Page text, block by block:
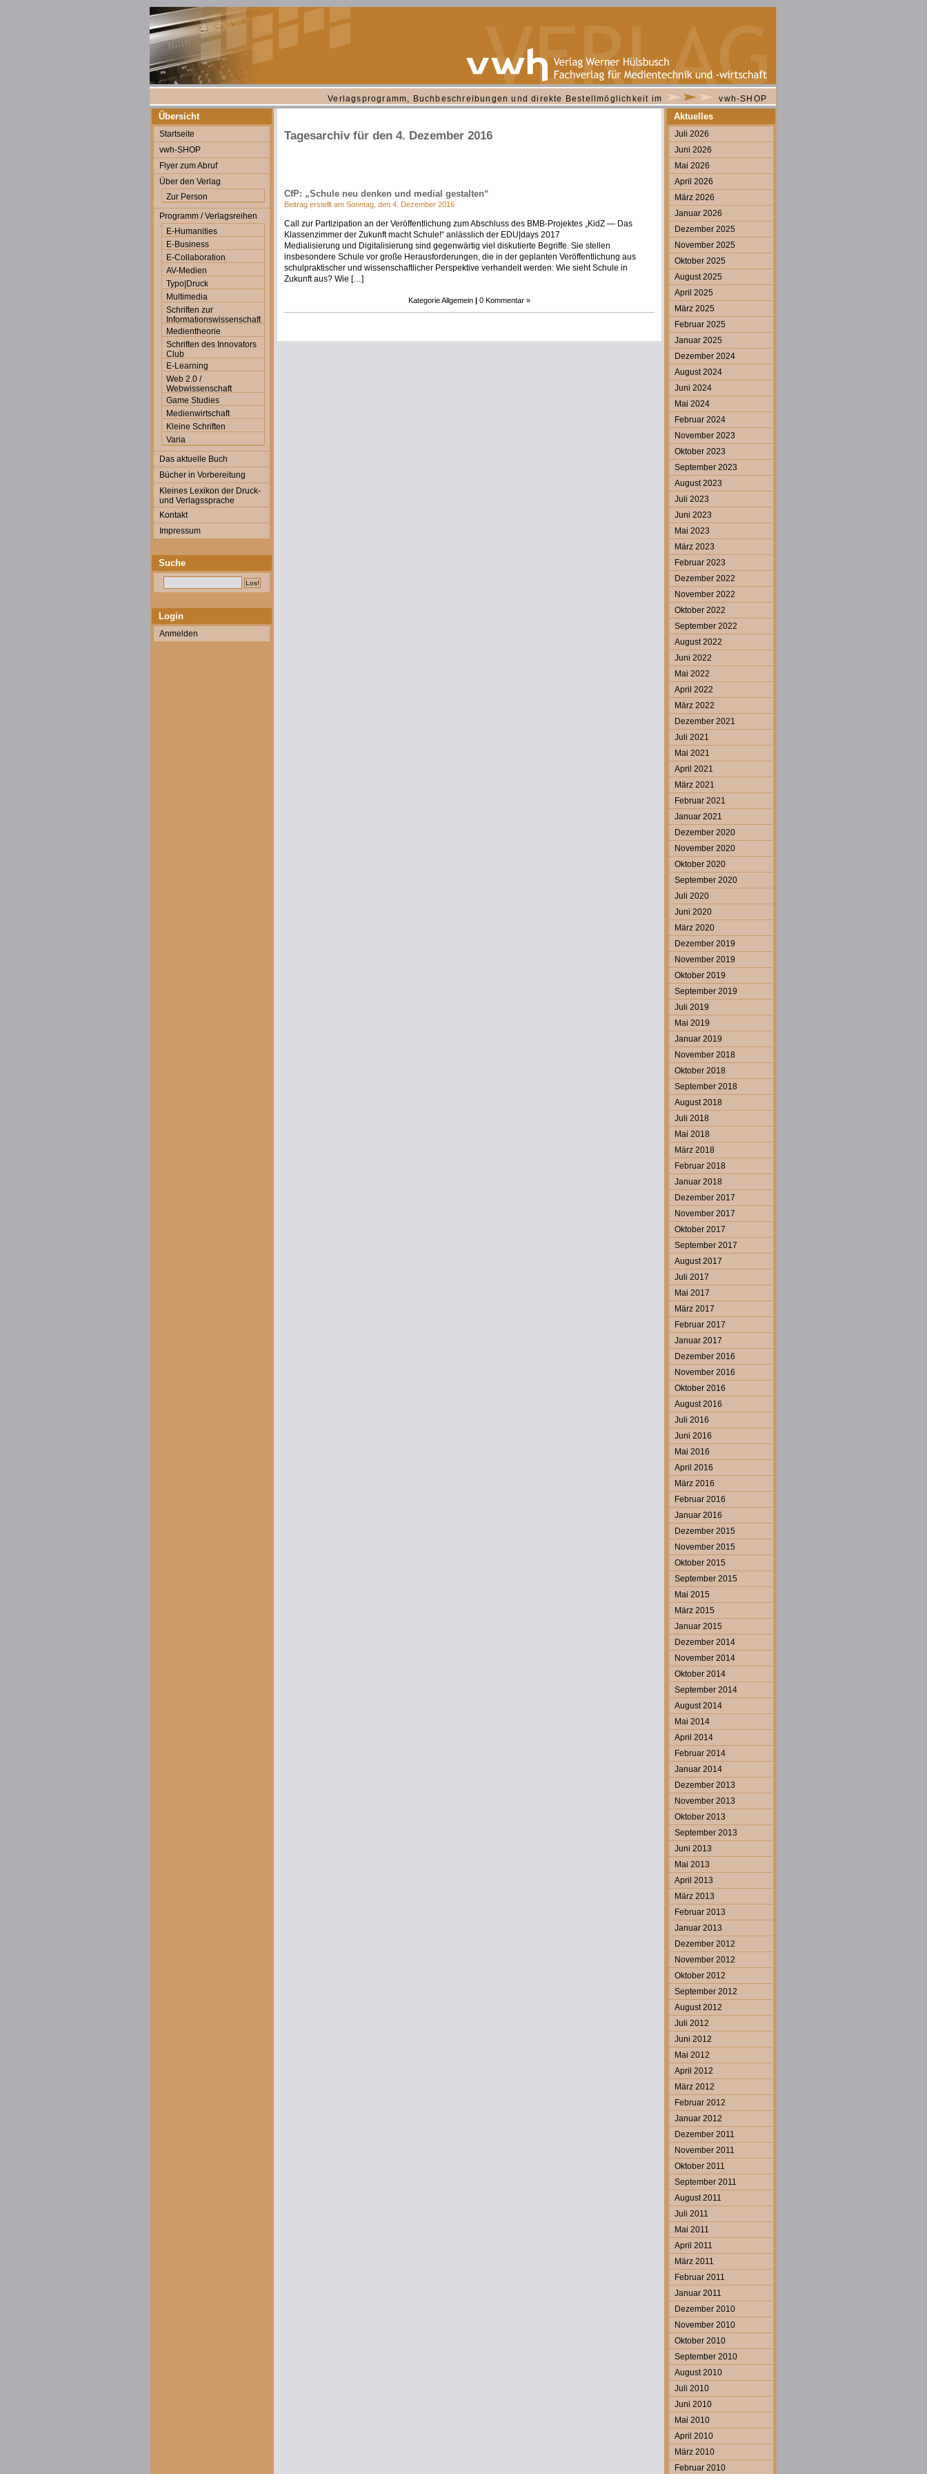
Verlagsprogramm, Buchbeschreibungen und direkte Bestellmöglichkeit im vwh-SHOP
Übersicht
Startseite
vwh-SHOP
Flyer zum Abruf
Über den Verlag
Zur Person
Programm / Verlagsreihen
E-Humanities
E-Business
E-Collaboration
AV-Medien
Typo|Druck
Multimedia
Schriften zur
Informationswissenschaft
Medientheorie
Schriften des Innovators
Club
E-Learning
Web 2.0 /
Webwissenschaft
Game Studies
Medienwirtschaft
Kleine Schriften
Varia
Das aktuelle Buch
Bücher in Vorbereitung
Kleines Lexikon der Druck-
und Verlagssprache
Kontakt
Impressum
Suche
Login
Anmelden
Tagesarchiv für den 4. Dezember 2016
CfP: „Schule neu denken und medial gestalten“
Beitrag erstellt am Sonntag, den 4. Dezember 2016
Call zur Partizipation an der Veröffentlichung zum Abschluss des BMB-Projektes „KidZ — Das
Klassenzimmer der Zukunft macht Schule!“ anlässlich der EDU|days 2017
Medialisierung und Digitalisierung sind gegenwärtig viel diskutierte Begriffe. Sie stellen
insbesondere Schule vor große Herausforderungen, die in der geplanten Veröffentlichung aus
schulpraktischer und wissenschaftlicher Perspektive verhandelt werden: Wie sieht Schule in
Zukunft aus? Wie […]
KategorieAllgemein | 0 Kommentar »
Aktuelles
Juli 2026
Juni 2026
Mai 2026
April 2026
März 2026
Januar 2026
Dezember 2025
November 2025
Oktober 2025
August 2025
April 2025
März 2025
Februar 2025
Januar 2025
Dezember 2024
August 2024
Juni 2024
Mai 2024
Februar 2024
November 2023
Oktober 2023
September 2023
August 2023
Juli 2023
Juni 2023
Mai 2023
März 2023
Februar 2023
Dezember 2022
November 2022
Oktober 2022
September 2022
August 2022
Juni 2022
Mai 2022
April 2022
März 2022
Dezember 2021
Juli 2021
Mai 2021
April 2021
März 2021
Februar 2021
Januar 2021
Dezember 2020
November 2020
Oktober 2020
September 2020
Juli 2020
Juni 2020
März 2020
Dezember 2019
November 2019
Oktober 2019
September 2019
Juli 2019
Mai 2019
Januar 2019
November 2018
Oktober 2018
September 2018
August 2018
Juli 2018
Mai 2018
März 2018
Februar 2018
Januar 2018
Dezember 2017
November 2017
Oktober 2017
September 2017
August 2017
Juli 2017
Mai 2017
März 2017
Februar 2017
Januar 2017
Dezember 2016
November 2016
Oktober 2016
August 2016
Juli 2016
Juni 2016
Mai 2016
April 2016
März 2016
Februar 2016
Januar 2016
Dezember 2015
November 2015
Oktober 2015
September 2015
Mai 2015
März 2015
Januar 2015
Dezember 2014
November 2014
Oktober 2014
September 2014
August 2014
Mai 2014
April 2014
Februar 2014
Januar 2014
Dezember 2013
November 2013
Oktober 2013
September 2013
Juni 2013
Mai 2013
April 2013
März 2013
Februar 2013
Januar 2013
Dezember 2012
November 2012
Oktober 2012
September 2012
August 2012
Juli 2012
Juni 2012
Mai 2012
April 2012
März 2012
Februar 2012
Januar 2012
Dezember 2011
November 2011
Oktober 2011
September 2011
August 2011
Juli 2011
Mai 2011
April 2011
März 2011
Februar 2011
Januar 2011
Dezember 2010
November 2010
Oktober 2010
September 2010
August 2010
Juli 2010
Juni 2010
Mai 2010
April 2010
März 2010
Februar 2010